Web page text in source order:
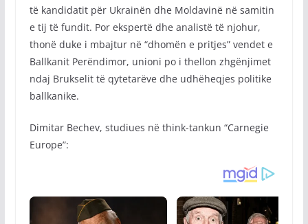
të kandidatit për Ukrainën dhe Moldavinë në samitin
e tij të fundit. Por ekspertë dhe analistë të njohur,
thonë duke i mbajtur në “dhomën e pritjes” vendet e
Ballkanit Perëndimor, unioni po i thellon zhgënjimet
ndaj Brukselit të qytetarëve dhe udhëheqjes politike
ballkanike.
Dimitar Bechev, studiues në think-tankun “Carnegie
Europe”: